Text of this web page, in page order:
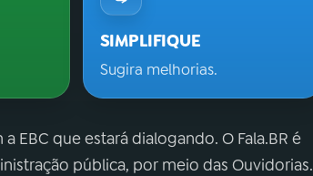
SIMPLIFIQUE
Sugira melhorias.
EBC que estará dialogando. O Fala.BR é
pública, por meio das Ouvidorias.